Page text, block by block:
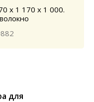
х 1 170 х 1 000.
для